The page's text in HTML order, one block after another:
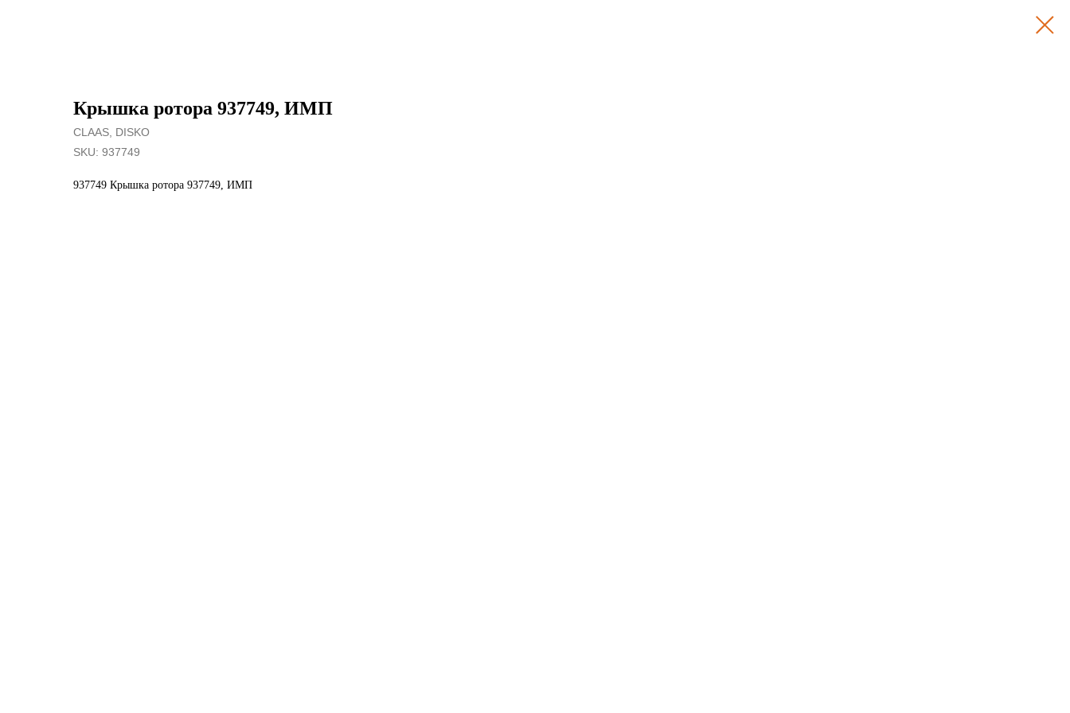
Крышка ротора 937749, ИМП
CLAAS, DISKO
SKU: 937749
937749 Крышка ротора 937749, ИМП